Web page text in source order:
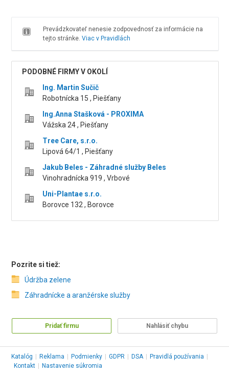
Prevádzkovateľ nenesie zodpovednosť za informácie na
tejto stránke. Viac v Pravidlách
PODOBNÉ FIRMY V OKOLÍ
Ing. Martin Sučič
Robotnícka 15 , Piešťany
Ing.Anna Stašková - PROXIMA
Vážska 24 , Piešťany
Tree Care, s.r.o.
Lipová 64/1 , Piešťany
Jakub Beles - Záhradné služby Beles
Vinohradnícka 919 , Vrbové
Uni-Plantae s.r.o.
Borovce 132 , Borovce
Pozrite si tiež:
Údržba zelene
Záhradnícke a aranžérske služby
Pridať firmu Nahlásiť chybu
Katalóg Reklama Podmienky GDPR DSA Pravidlá používania
Kontakt
Nastavenie súkromia